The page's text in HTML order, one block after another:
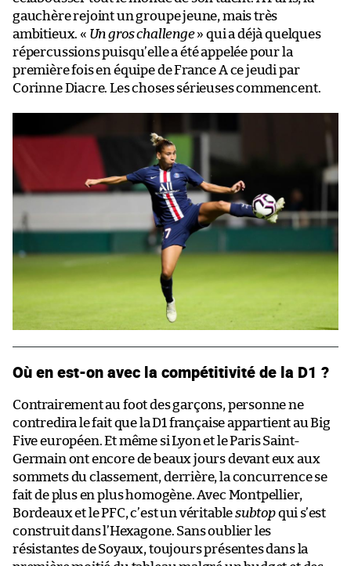
gauchère rejoint un groupe jeune, mais très
ambitieux. « Un gros challenge» qui a déjà quelques
répercussions puisqu’elle a été appelée pour la
première fois en équipe de France A ce jeudi par
Corinne Diacre. Les choses sérieuses commencent.
Où en est-on avec la compétitivité de la D1 ?
Contrairement au foot des garçons, personne ne
contredira le fait que la D1 française appartient au Big
Five européen. Et même si Lyon et le Paris Saint-
Germain ont encore de beaux jours devant eux aux
sommets du classement, derrière, la concurrence se
fait de plus en plus homogène. Avec Montpellier,
Bordeaux et le PFC, c’est un véritablesubtopqui s’est
construit dans l’Hexagone. Sans oublier les
résistantes de Soyaux, toujours présentes dans la